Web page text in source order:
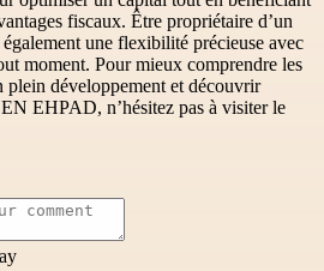
fiscaux. Être propriétaire d’un
une flexibilité précieuse avec
moment. Pour mieux comprendre les
plein développement et découvrir
EHPAD, n’hésitez pas à visiter le